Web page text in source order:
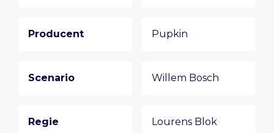
Producent Pupkin
Scenario Willem Bosch
Regie Lourens Blok